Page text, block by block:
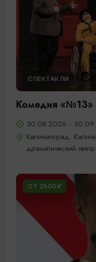
СПЕКТАКЛИ
Комедия «№13»
30.08.2026 -
Калининград,
драматический театр
ОТ 2500₽